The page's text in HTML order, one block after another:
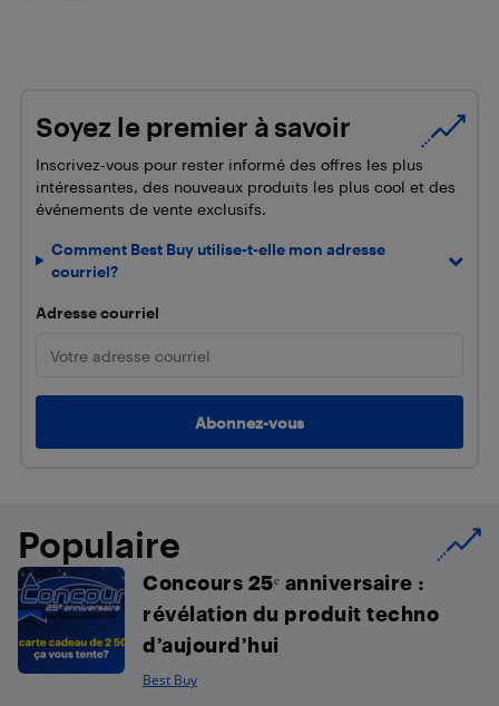
Soyez le premier à savoir
Inscrivez-vous pour rester informé des offres les plus
intéressantes, des nouveaux produits les plus cool et des
événements de vente exclusifs.
Comment Best Buy utilise-t-elle mon adresse
courriel?
Adresse courriel
Populaire
Concours 25ᵉ anniversaire :
révélation du produit techno
d’aujourd’hui
Best Buy